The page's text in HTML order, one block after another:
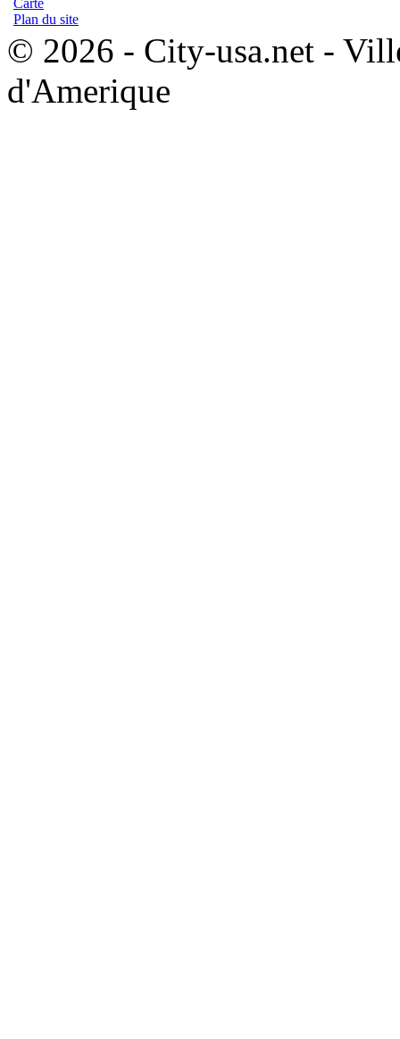
Plan du site
© 2026 - City-usa.net -
d'Amerique